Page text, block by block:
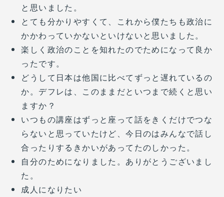
と思いました。
とても分かりやすくて、これから僕たちも政治に
かかわっていかないといけないと思いました。
楽しく政治のことを知れたのでためになって良か
ったです。
どうして日本は他国に比べてずっと遅れているの
か。デフレは、このままだといつまで続くと思い
ますか？
いつもの講座はずっと座って話をきくだけでつな
らないと思っていたけど、今日のはみんなで話し
合ったりするきかいがあってたのしかった。
自分のためになりました。ありがとうございまし
た。
成人になりたい